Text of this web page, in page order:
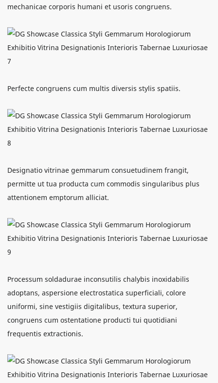
mechanicae corporis humani et usoris congruens.
Perfecte congruens cum multis diversis stylis spatiis.
Designatio vitrinae gemmarum consuetudinem frangit,
permitte ut tua producta cum commodis singularibus plus
attentionem emptorum alliciat.
Processum soldadurae inconsutilis chalybis inoxidabilis
adoptans, aspersione electrostatica superficiali, colore
uniformi, sine vestigiis digitalibus, textura superior,
congruens cum ostentatione producti tui quotidiani
frequentis extractionis.